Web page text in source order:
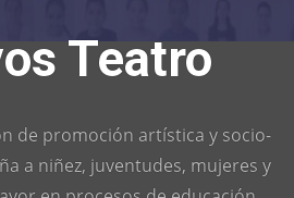
Teatro
de promoción artística y socio-
a niñez, juventudes, mujeres y